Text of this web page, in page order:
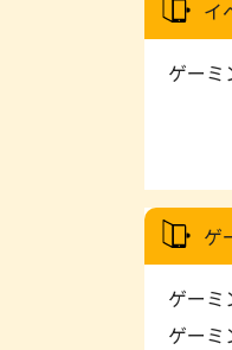
イ
ゲーミ
ゲ
ゲーミ
ゲーミ